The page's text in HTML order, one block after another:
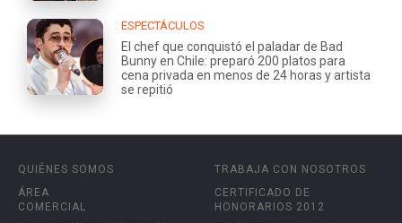
ESPECTÁCULOS
El chef que conquistó el paladar de Bad
Bunny en Chile: preparó 200 platos para
cena privada en menos de 24 horas y artista
se repitió
QUIÉNES SOMOS
ÁREA
COMERCIAL
TRABAJA CON NOSOTROS
CERTIFICADO DE
HONORARIOS 2012